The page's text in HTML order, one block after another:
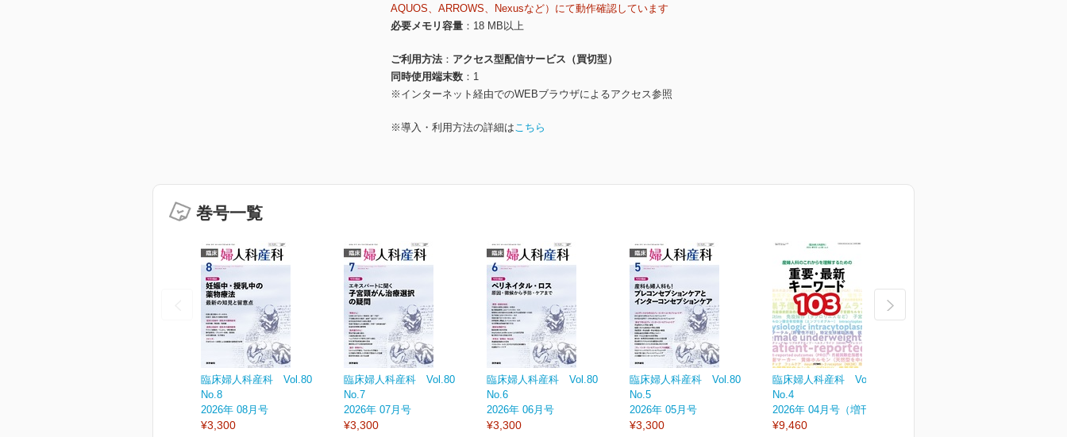
AQUOS、ARROWS、Nexusなど）にて動作確認しています
必要メモリ容量
18 MB以上
ご利用方法
アクセス型配信サービス（買切型）
同時使用端末数
1
※インターネット経由でのWEBブラウザによるアクセス参照
※導入・利用方法の詳細はこちら
巻号一覧
臨床婦人科産科 Vol.80
No.8
2026年 08月号
¥3,300
臨床婦人科産科 Vol.80
No.7
2026年 07月号
¥3,300
臨床婦人科産科 Vol.80
No.6
2026年 06月号
¥3,300
臨床婦人科産科 Vol.80
No.5
2026年 05月号
¥3,300
臨床婦人科産科 Vol.80
No.4
2026年 04月号（増刊号）
¥9,460